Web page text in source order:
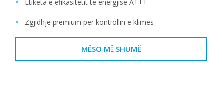
Etiketa e efikasitetit të energjisë A+++
Zgjidhje premium për kontrollin e klimës
MËSO MË SHUMË